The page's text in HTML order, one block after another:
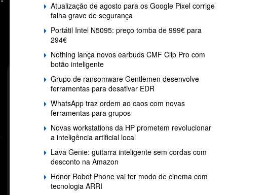
Atualização de agosto para os Google Pixel corrige
falha grave de segurança
Portátil Intel N5095: preço tomba de 999€ para
294€
Nothing lança novos earbuds CMF Clip Pro com
botão inteligente
Grupo de ransomware Gentlemen desenvolve
ferramentas para desativar EDR
WhatsApp traz ordem ao caos com novas
ferramentas para grupos
Novas workstations da HP prometem revolucionar
a inteligência artificial local
Lava Genie: guitarra inteligente sem cordas com
desconto na Amazon
Honor Robot Phone vai ter modo de cinema com
tecnologia ARRI